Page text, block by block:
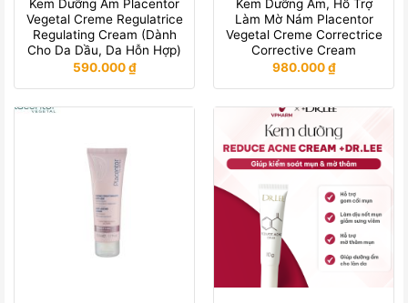
Kem Dưỡng Ẩm Placentor
Vegetal Creme Regulatrice
Regulating Cream (Dành
Cho Da Dầu, Da Hỗn Hợp)
590.000₫
Kem Dưỡng Ẩm, Hỗ Trợ
Làm Mờ Nám Placentor
Vegetal Creme Correctrice
Corrective Cream
980.000₫